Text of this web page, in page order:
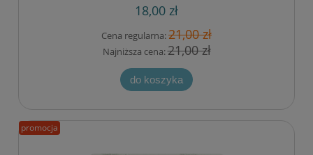
18,00 zł
Cena regularna:21,00 zł
Najniższa cena:21,00 zł
do koszyka
promocja